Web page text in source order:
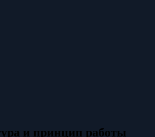
и принцип работы